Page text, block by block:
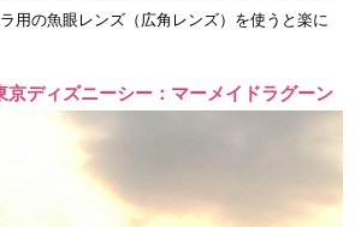
用の魚眼レンズ（広角レンズ）を使うと楽に
京ディズニーシー：マーメイドラグーン